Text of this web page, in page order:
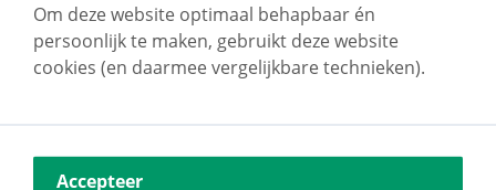
Vestdijk 180
5611 CZ Eindhoven
Om deze website optimaal behapbaar én
persoonlijk te maken, gebruikt deze website
cookies (en daarmee vergelijkbare technieken).
Accepteer